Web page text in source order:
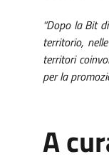
“Dopo la Bit
territorio,
territori
per la
A